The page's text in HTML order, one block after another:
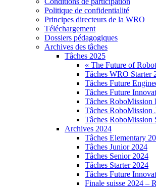
Politique de confidentialité
Principes directeurs de la WRO
Téléchargement
Dossiers pédagogiques
Archives des tâches
Tâches 2025
« The Future of
Tâches WRO Starter
Tâches Future
Tâches Future
Tâches RoboMission
Tâches RoboMission
Tâches RoboMission
Archives 2024
Tâches Elementary
Tâches Junior 2024
Tâches Senior 2024
Tâches Starter 2024
Tâches Future
Finale suisse 2024 –